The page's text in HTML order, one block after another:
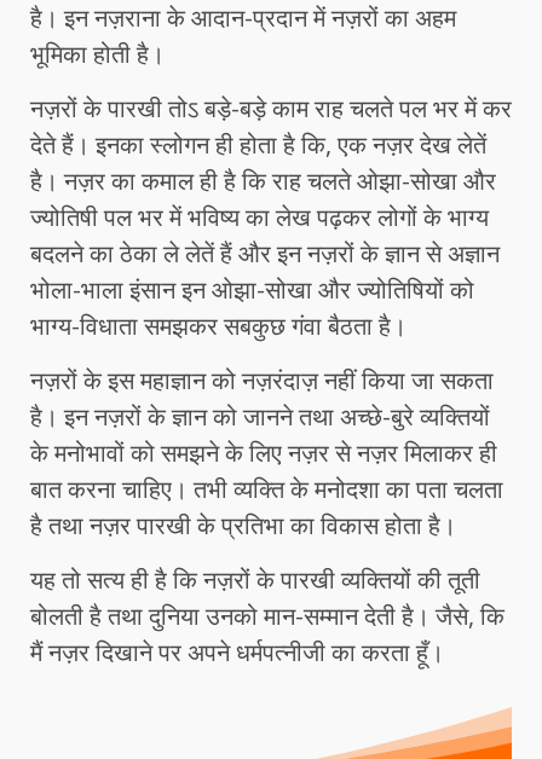
है। इन नज़राना के आदान-प्रदान में नज़रों का अहम
भूमिका होती है।
नज़रों के पारखी तोऽ बड़े-बड़े काम राह चलते पल भर में कर
देते हैं। इनका स्लोगन ही होता है कि, एक नज़र देख लेतें
है। नज़र का कमाल ही है कि राह चलते ओझा-सोखा और
ज्योतिषी पल भर में भविष्य का लेख पढ़कर लोगों के भाग्य
बदलने का ठेका ले लेतें हैं और इन नज़रों के ज्ञान से अज्ञान
भोला-भाला इंसान इन ओझा-सोखा और ज्योतिषियों को
भाग्य-विधाता समझकर सबकुछ गंवा बैठता है।
नज़रों के इस महाज्ञान को नज़रंदाज़ नहीं किया जा सकता
है। इन नज़रों के ज्ञान को जानने तथा अच्छे-बुरे व्यक्तियों
के मनोभावों को समझने के लिए नज़र से नज़र मिलाकर ही
बात करना चाहिए। तभी व्यक्ति के मनोदशा का पता चलता
है तथा नज़र पारखी के प्रतिभा का विकास होता है।
यह तो सत्य ही है कि नज़रों के पारखी व्यक्तियों की तूती
बोलती है तथा दुनिया उनको मान-सम्मान देती है। जैसे, कि
मैं नज़र दिखाने पर अपने धर्मपत्नीजी का करता हूँ।